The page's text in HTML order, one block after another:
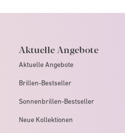
Aktuelle Angebote
Aktuelle Angebote
Brillen-Bestseller
Sonnenbrillen-Bestseller
Neue Kollektionen